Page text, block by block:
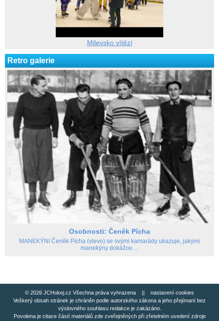
Milevsko vítězí
Retro galerie
Osobnosti: Čeněk Pícha
MANEKÝNI Čeněk Pícha (vlevo) se svými kamarády ukazuje, jakými
manekýny dokážou ...
© 2026 JCHokej.cz Všechna práva vyhrazena || nastavení cookies
Veškerý obsah stránek je chráněn podle autorského zákona a jeho přejímaní bez
výslovného souhlasu redakce je zakázáno.
Povolena je citace částí materiálů zde zveřejněných při zřetelném uvedení zdroje